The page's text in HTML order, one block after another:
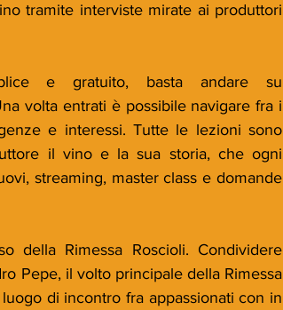
tramite interviste mirate ai produttori
e gratuito, basta andare su
volta entrati è possibile navigare fra i
e interessi. Tutte le lezioni sono
il vino e la sua storia, che ogni
streaming, master class e domande
della Rimessa Roscioli. Condividere
Pepe, il volto principale della Rimessa
di incontro fra appassionati con in